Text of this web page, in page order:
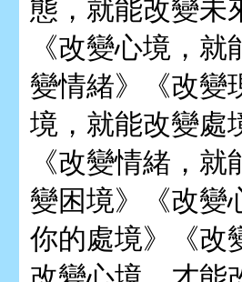
態，就能改變未
《改變心境，
變情緒》《改變
境，就能改變處
《改變情緒，
變困境》《改變
你的處境》《改